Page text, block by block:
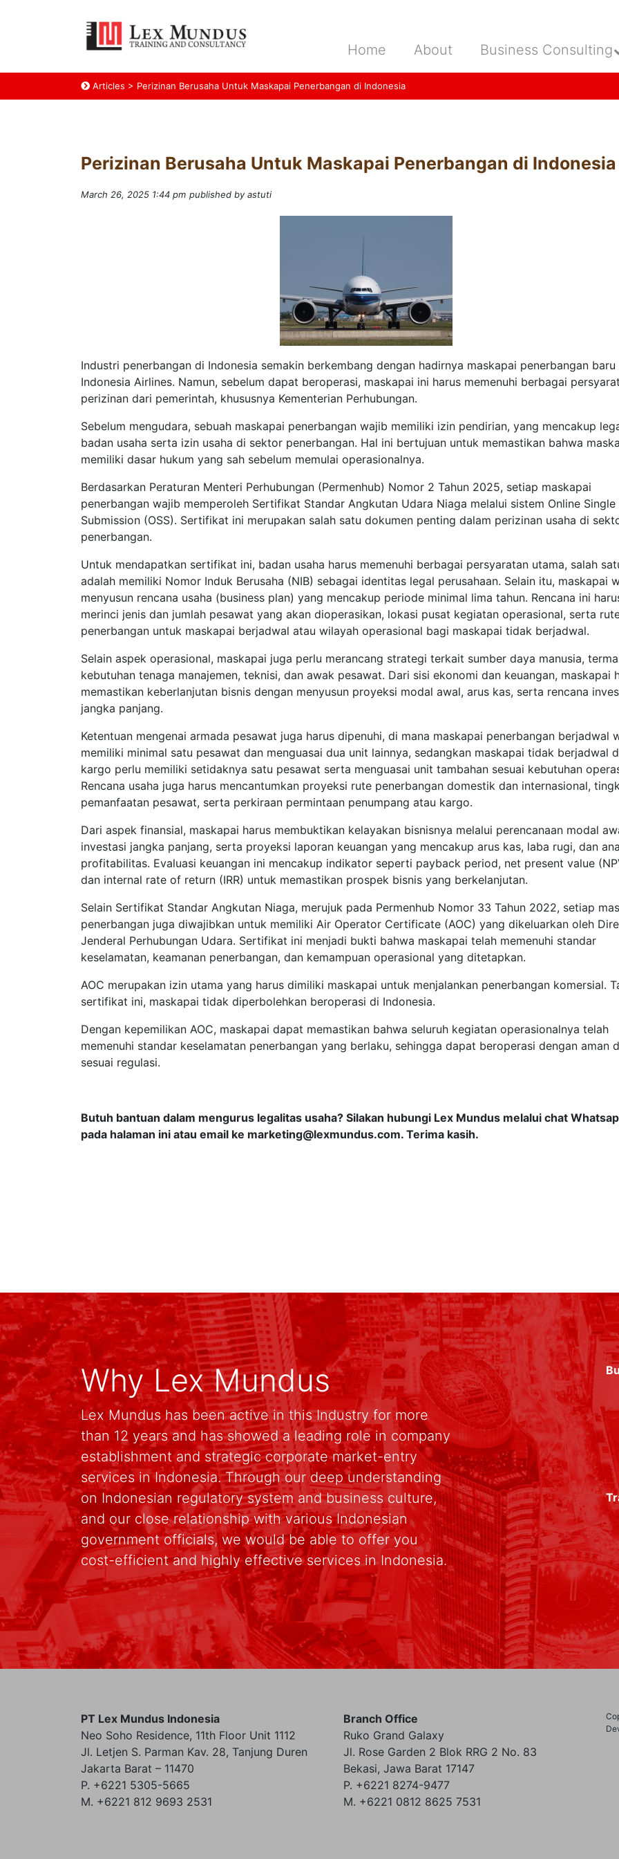
Home About Business Consulting
Articles > Perizinan Berusaha Untuk Maskapai Penerbangan di Indonesia
Perizinan Berusaha Untuk Maskapai Penerbangan di Indonesia
March 26, 2025 1:44 pm published by astuti
Industri penerbangan di Indonesia semakin berkembang dengan hadirnya maskapai penerbangan baru
Indonesia Airlines. Namun, sebelum dapat beroperasi, maskapai ini harus memenuhi berbagai
perizinan dari pemerintah, khususnya Kementerian Perhubungan.
Sebelum mengudara, sebuah maskapai penerbangan wajib memiliki izin pendirian, yang mencakup
badan usaha serta izin usaha di sektor penerbangan. Hal ini bertujuan untuk memastikan bahwa
memiliki dasar hukum yang sah sebelum memulai operasionalnya.
Berdasarkan Peraturan Menteri Perhubungan (Permenhub) Nomor 2 Tahun 2025, setiap maskapai
penerbangan wajib memperoleh Sertifikat Standar Angkutan Udara Niaga melalui sistem Online Single
Submission (OSS). Sertifikat ini merupakan salah satu dokumen penting dalam perizinan usaha di
penerbangan.
Untuk mendapatkan sertifikat ini, badan usaha harus memenuhi berbagai persyaratan utama, salah
adalah memiliki Nomor Induk Berusaha (NIB) sebagai identitas legal perusahaan. Selain itu, maskapai
menyusun rencana usaha (business plan) yang mencakup periode minimal lima tahun. Rencana ini
merinci jenis dan jumlah pesawat yang akan dioperasikan, lokasi pusat kegiatan operasional, serta
penerbangan untuk maskapai berjadwal atau wilayah operasional bagi maskapai tidak berjadwal.
Selain aspek operasional, maskapai juga perlu merancang strategi terkait sumber daya manusia,
kebutuhan tenaga manajemen, teknisi, dan awak pesawat. Dari sisi ekonomi dan keuangan, maskapai
memastikan keberlanjutan bisnis dengan menyusun proyeksi modal awal, arus kas, serta rencana
jangka panjang.
Ketentuan mengenai armada pesawat juga harus dipenuhi, di mana maskapai penerbangan berjadwal
memiliki minimal satu pesawat dan menguasai dua unit lainnya, sedangkan maskapai tidak berjadwal
kargo perlu memiliki setidaknya satu pesawat serta menguasai unit tambahan sesuai kebutuhan
Rencana usaha juga harus mencantumkan proyeksi rute penerbangan domestik dan internasional,
pemanfaatan pesawat, serta perkiraan permintaan penumpang atau kargo.
Dari aspek finansial, maskapai harus membuktikan kelayakan bisnisnya melalui perencanaan modal
investasi jangka panjang, serta proyeksi laporan keuangan yang mencakup arus kas, laba rugi, dan
profitabilitas. Evaluasi keuangan ini mencakup indikator seperti payback period, net present value
dan internal rate of return (IRR) untuk memastikan prospek bisnis yang berkelanjutan.
Selain Sertifikat Standar Angkutan Niaga, merujuk pada Permenhub Nomor 33 Tahun 2022, setiap
penerbangan juga diwajibkan untuk memiliki Air Operator Certificate (AOC) yang dikeluarkan oleh
Jenderal Perhubungan Udara. Sertifikat ini menjadi bukti bahwa maskapai telah memenuhi standar
keselamatan, keamanan penerbangan, dan kemampuan operasional yang ditetapkan.
AOC merupakan izin utama yang harus dimiliki maskapai untuk menjalankan penerbangan komersial.
sertifikat ini, maskapai tidak diperbolehkan beroperasi di Indonesia.
Dengan kepemilikan AOC, maskapai dapat memastikan bahwa seluruh kegiatan operasionalnya telah
memenuhi standar keselamatan penerbangan yang berlaku, sehingga dapat beroperasi dengan aman
sesuai regulasi.
Butuh bantuan dalam mengurus legalitas usaha? Silakan hubungi Lex Mundus melalui chat
pada halaman ini atau email ke marketing@lexmundus.com. Terima kasih.
Why Lex Mundus
Lex Mundus has been active in this Industry for more
than 12 years and has showed a leading role in company
establishment and strategic corporate market-entry
services in Indonesia. Through our deep understanding
on Indonesian regulatory system and business culture,
and our close relationship with various Indonesian
government officials, we would be able to offer you
cost-efficient and highly effective services in Indonesia.
PT Lex Mundus Indonesia
Neo Soho Residence, 11th Floor Unit 1112
Jl. Letjen S. Parman Kav. 28, Tanjung Duren
Jakarta Barat – 11470
P. +6221 5305-5665
M. +6221 812 9693 2531
Branch Office
Ruko Grand Galaxy
Jl. Rose Garden 2 Blok RRG 2 No. 83
Bekasi, Jawa Barat 17147
P. +6221 8274-9477
M. +6221 0812 8625 7531